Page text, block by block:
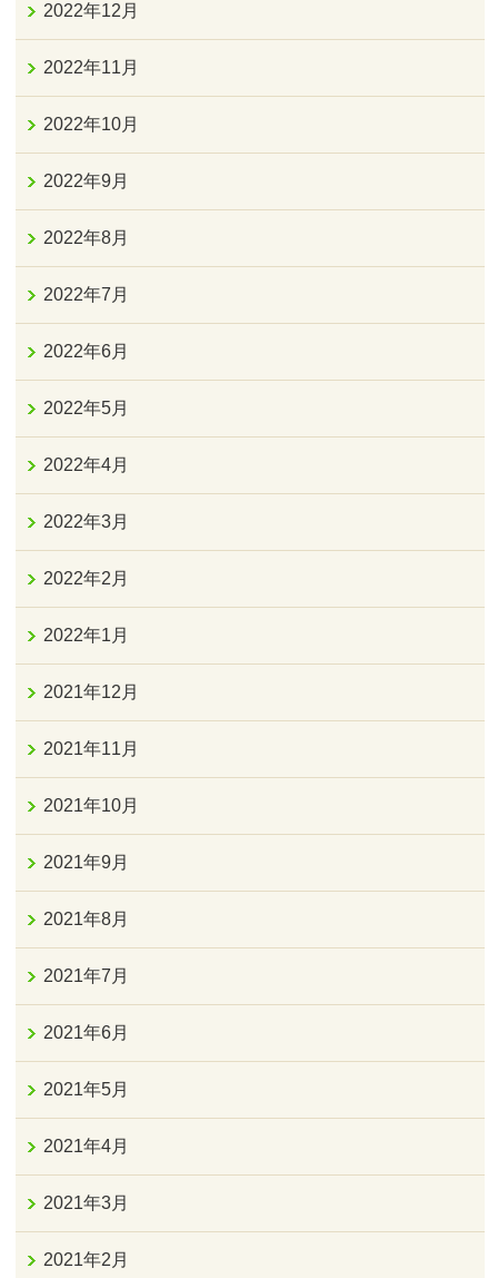
2022年12月
2022年11月
2022年10月
2022年9月
2022年8月
2022年7月
2022年6月
2022年5月
2022年4月
2022年3月
2022年2月
2022年1月
2021年12月
2021年11月
2021年10月
2021年9月
2021年8月
2021年7月
2021年6月
2021年5月
2021年4月
2021年3月
2021年2月